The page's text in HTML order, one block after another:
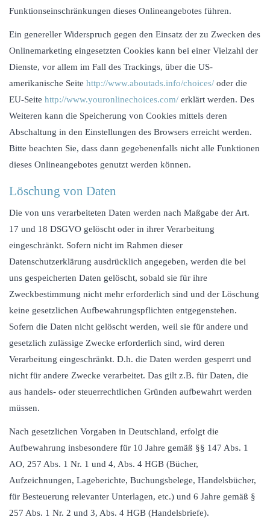
Funktionseinschränkungen dieses Onlineangebotes führen.
Ein genereller Widerspruch gegen den Einsatz der zu Zwecken des
Onlinemarketing eingesetzten Cookies kann bei einer Vielzahl der
Dienste, vor allem im Fall des Trackings, über die US-
amerikanische Seite http://www.aboutads.info/choices/ oder die
EU-Seite http://www.youronlinechoices.com/ erklärt werden. Des
Weiteren kann die Speicherung von Cookies mittels deren
Abschaltung in den Einstellungen des Browsers erreicht werden.
Bitte beachten Sie, dass dann gegebenenfalls nicht alle Funktionen
dieses Onlineangebotes genutzt werden können.
Löschung von Daten
Die von uns verarbeiteten Daten werden nach Maßgabe der Art.
17 und 18 DSGVO gelöscht oder in ihrer Verarbeitung
eingeschränkt. Sofern nicht im Rahmen dieser
Datenschutzerklärung ausdrücklich angegeben, werden die bei
uns gespeicherten Daten gelöscht, sobald sie für ihre
Zweckbestimmung nicht mehr erforderlich sind und der Löschung
keine gesetzlichen Aufbewahrungspflichten entgegenstehen.
Sofern die Daten nicht gelöscht werden, weil sie für andere und
gesetzlich zulässige Zwecke erforderlich sind, wird deren
Verarbeitung eingeschränkt. D.h. die Daten werden gesperrt und
nicht für andere Zwecke verarbeitet. Das gilt z.B. für Daten, die
aus handels- oder steuerrechtlichen Gründen aufbewahrt werden
müssen.
Nach gesetzlichen Vorgaben in Deutschland, erfolgt die
Aufbewahrung insbesondere für 10 Jahre gemäß §§ 147 Abs. 1
AO, 257 Abs. 1 Nr. 1 und 4, Abs. 4 HGB (Bücher,
Aufzeichnungen, Lageberichte, Buchungsbelege, Handelsbücher,
für Besteuerung relevanter Unterlagen, etc.) und 6 Jahre gemäß §
257 Abs. 1 Nr. 2 und 3, Abs. 4 HGB (Handelsbriefe).